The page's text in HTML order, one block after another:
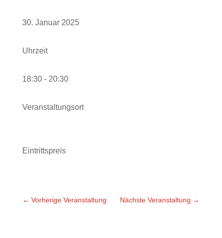
30. Januar 2025
Uhrzeit
18:30 - 20:30
Veranstaltungsort
Eintrittspreis
← Vorherige Veranstaltung Nächste Veranstaltung →